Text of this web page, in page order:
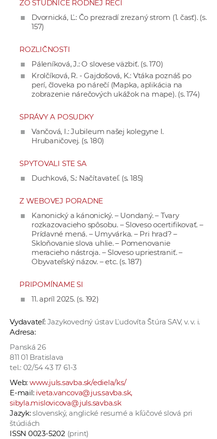
ZO STUDNICE RODNEJ REČI
Dvornická, Ľ.: Čo prezradí zrezaný strom (1. časť). (s.
157)
ROZLIČNOSTI
Páleníková, J.: O slovese väzbiť. (s. 170)
Krolčíková, R. - Gajdošová, K.: Vtáka poznáš po
perí, človeka po nárečí (Mapka, aplikácia na
zobrazenie nárečových ukážok na mape). (s. 174)
SPRÁVY A POSUDKY
Vančová, I.: Jubileum našej kolegyne I.
Hrubaničovej. (s. 180)
SPYTOVALI STE SA
Duchková, S.: Načítavateľ. (s. 185)
Z WEBOVEJ PORADNE
Kanonický a kánonický. – Uondaný. – Tvary
rozkazovacieho spôsobu. – Sloveso ocertifikovať. –
Prídavné mená. – Umyvárka. – Pri hrad? –
Skloňovanie slova uhlie. – Pomenovanie
meracieho nástroja. – Sloveso upriestraniť. –
Obyvateľský názov. – etc. (s. 187)
PRIPOMÍNAME SI
11. apríl 2025. (s. 192)
Vydavateľ: Jazykovedný ústav Ľudovíta Štúra SAV, v. v. i.
Adresa:
Panská 26
811 01 Bratislava
tel.: 02/54 43 17 61-3
Web: www.juls.savba.sk/ediela/ks/
E-mail: iveta.vancova@jus.savba.sk,
sibyla.mislovicova@juls.savba.sk
Jazyk:slovenský, anglické resumé a kľúčové slová pri
štúdiách
ISSN 0023-5202 (print)